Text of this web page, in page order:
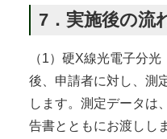
7．実施後の流
（1）硬X線光電子分
後、申請者に対し、測
します。測定データは
告書とともにお渡しし